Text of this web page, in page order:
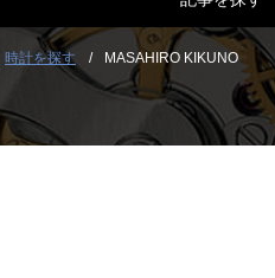
時計を探す MASAHIRO KIKUNO